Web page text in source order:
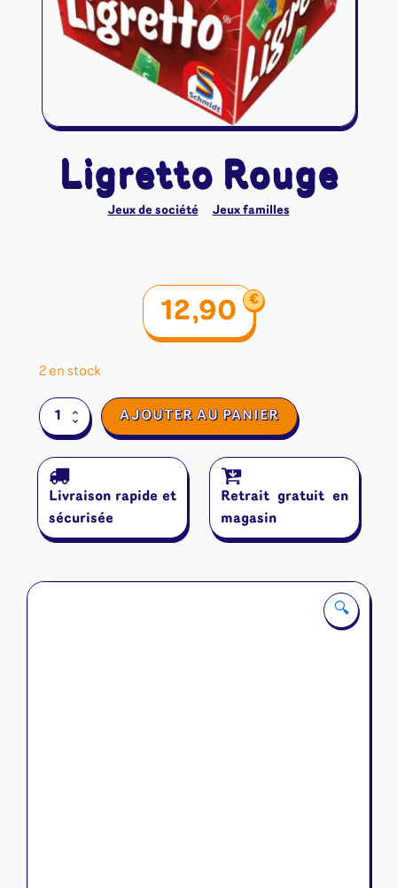
Naruto Mythos
Autres
Tapis de jeu
🔍
Ligretto Rouge
Jeux de société Jeux familles
12,90 €
2 en stock
quantité
de
Rouge
AJOUTER AU PANIER
Livraison rapide et
sécurisée
Retrait gratuit en
magasin